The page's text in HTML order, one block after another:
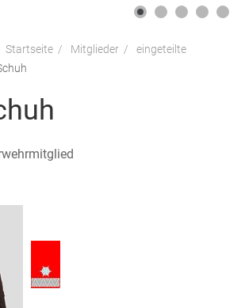
Startseite Mitglieder
eingeteilte